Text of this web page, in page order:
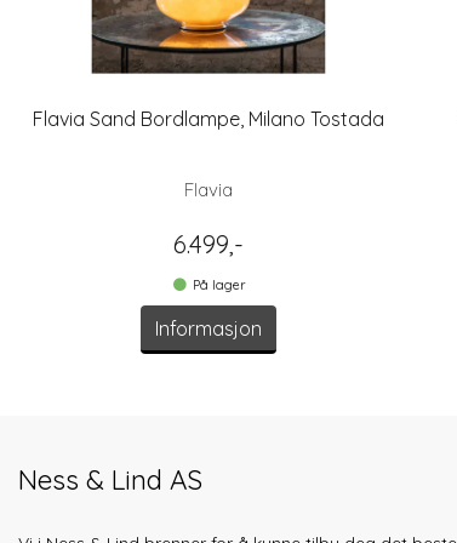
Flavia Sand Bordlampe, Milano Tostada
Flavia
6.499,-
På lager
Informasjon
Ness & Lind AS